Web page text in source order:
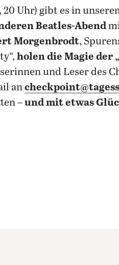
20 Uhr) gibt es in
Beatles-Abend
Morgenbrodt,
holen die Magie der
und Leser des
an
–und mit etwas